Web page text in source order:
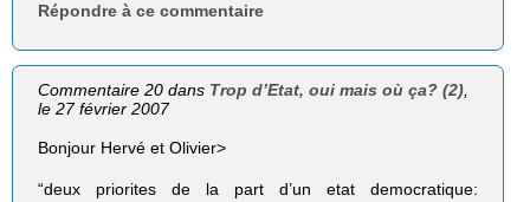
Répondre à ce commentaire
Commentaire 20 dans Trop d’Etat, oui mais où ça? (2),
le 27 février 2007
Bonjour Hervé et Olivier>
“deux priorites de la part d’un etat democratique: